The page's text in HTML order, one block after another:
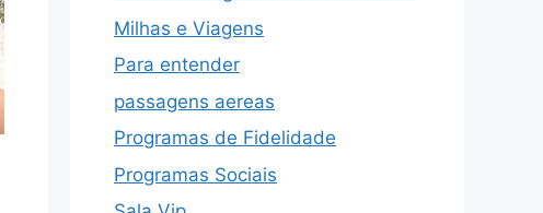
Milhas e Viagens
Para entender
passagens aereas
Programas de Fidelidade
Programas Sociais